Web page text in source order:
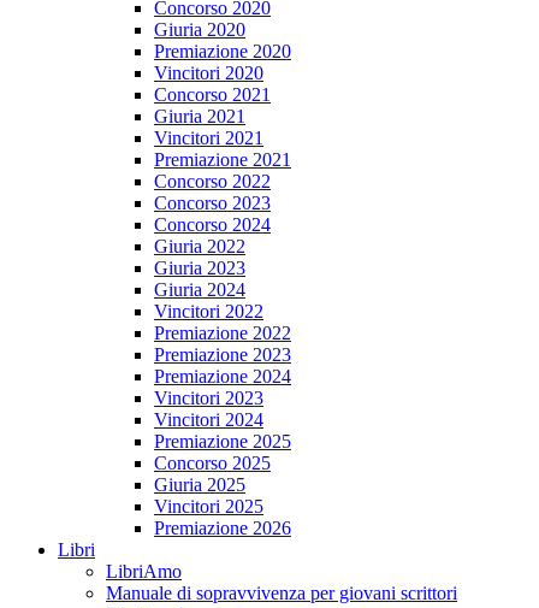
Concorso 2020
Giuria 2020
Premiazione 2020
Vincitori 2020
Concorso 2021
Giuria 2021
Vincitori 2021
Premiazione 2021
Concorso 2022
Concorso 2023
Concorso 2024
Giuria 2022
Giuria 2023
Giuria 2024
Vincitori 2022
Premiazione 2022
Premiazione 2023
Premiazione 2024
Vincitori 2023
Vincitori 2024
Premiazione 2025
Concorso 2025
Giuria 2025
Vincitori 2025
Premiazione 2026
Libri
LibriAmo
Manuale di sopravvivenza per giovani scrittori